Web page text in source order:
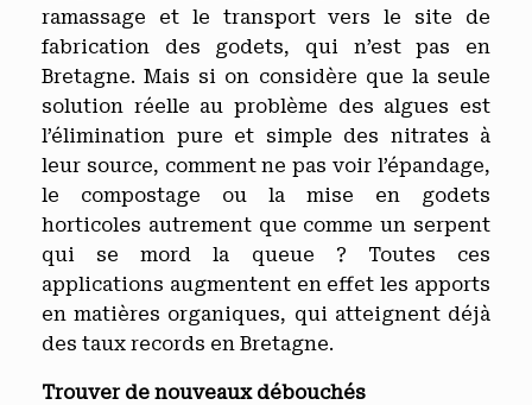
ramassage et le transport vers le site de
fabrication des godets, qui n’est pas en
Bretagne. Mais si on considère que la seule
solution réelle au problème des algues est
l’élimination pure et simple des nitrates à
leur source, comment ne pas voir l’épandage,
le compostage ou la mise en godets
horticoles autrement que comme un serpent
qui se mord la queue ? Toutes ces
applications augmentent en effet les apports
en matières organiques, qui atteignent déjà
des taux records en Bretagne.
Trouver de nouveaux débouchés